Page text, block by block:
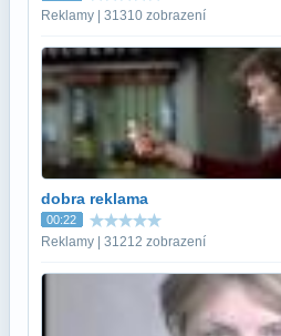
Reklamy | 31310 zobrazení
dobra reklama
00:22
Reklamy | 31212 zobrazení